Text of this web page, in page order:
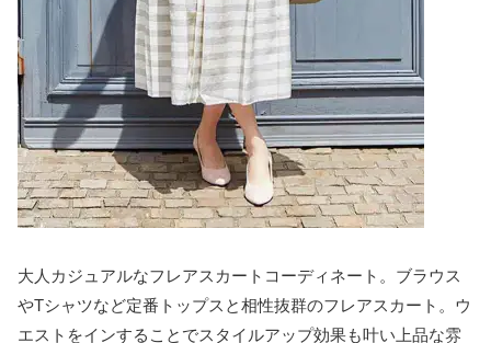
大人カジュアルなフレアスカートコーディネート。ブラウス
やTシャツなど定番トップスと相性抜群のフレアスカート。ウ
エストをインすることでスタイルアップ効果も叶い上品な雰